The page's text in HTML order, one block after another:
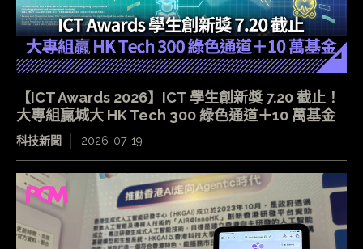
【ICT Awards 2026】ICT 學生創新獎 7.20 截止！
大專組贏城大 HK Tech 300 綠色通道＋10 萬基金
科技新聞 2026-07-19